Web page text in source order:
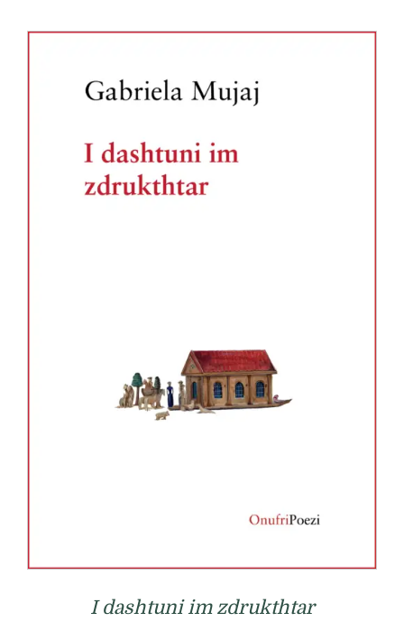
Ditarë
Evente
I dashtuni im zdrukthtar